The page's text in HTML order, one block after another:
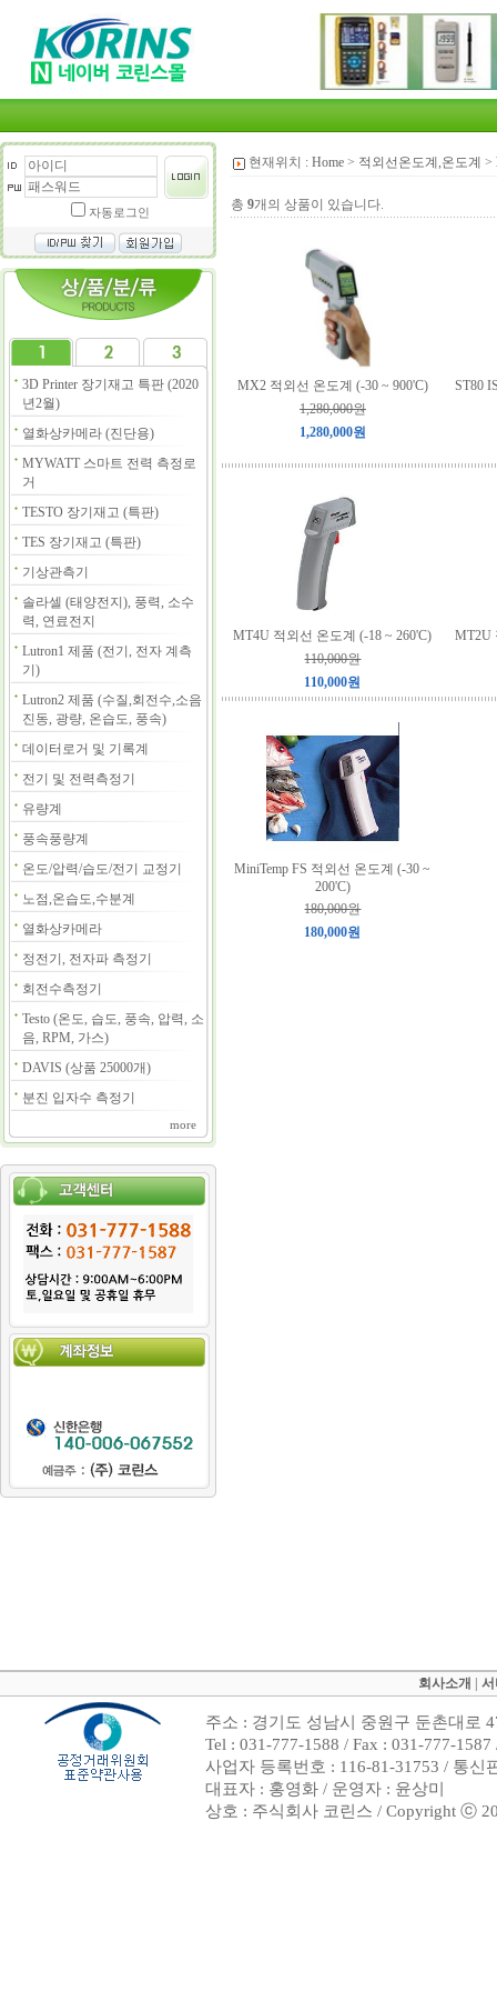
자동로그인
3D Printer 장기재고 특판 (2020
년2월)
열화상카메라 (진단용)
MYWATT 스마트 전력 측정로
거
TESTO 장기재고 (특판)
TES 장기재고 (특판)
기상관측기
솔라셀 (태양전지), 풍력, 소수
력, 연료전지
Lutron1 제품 (전기, 전자 계측
기)
Lutron2 제품 (수질,회전수,소음
진동, 광량, 온습도, 풍속)
데이터로거 및 기록계
전기 및 전력측정기
유량계
풍속풍량계
온도/압력/습도/전기 교정기
노점,온습도,수분계
열화상카메라
정전기, 전자파 측정기
회전수측정기
Testo (온도, 습도, 풍속, 압력, 소
음, RPM, 가스)
DAVIS (상품 25000개)
분진 입자수 측정기
more
현재위치 : Home > 적외선온도계,온도계 >
총 9개의 상품이 있습니다.
MX2 적외선 온도계 (-30 ~ 900'C)
1,280,000원
1,280,000원
ST80
MT4U 적외선 온도계 (-18 ~ 260'C)
110,000원
110,000원
MT2U
MiniTemp FS 적외선 온도계 (-30 ~
200'C)
180,000원
180,000원
회사소개
주소 : 경기도 성남시 중원구 둔촌대로
Tel : 031-777-1588 / Fax : 031-777-
사업자 등록번호 : 116-81-31753 / 통신
대표자 : 홍영화 / 운영자 : 윤상미
상호 : 주식회사 코린스 / Copyright ⓒ